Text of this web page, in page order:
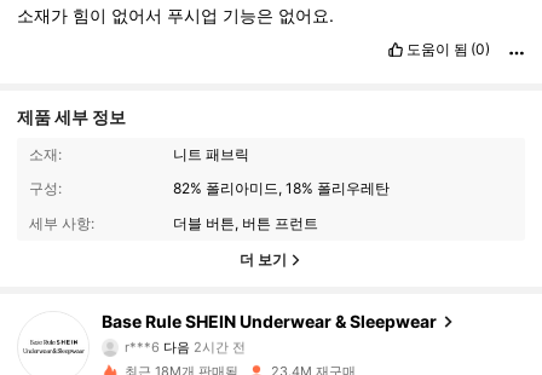
소재가 힘이 없어서 푸시업 기능은 없어요.
도움이 됨 (0)
제품 세부 정보
소재:
니트 패브릭
구성:
82% 폴리아미드, 18% 폴리우레탄
세부 사항:
더블 버튼, 버튼 프런트
더 보기
Base Rule SHEIN Underwear & Sleepwear
r***6다음2시간 전
L***z 가 탐색 중입니다
4.93
1.1M 팔로워